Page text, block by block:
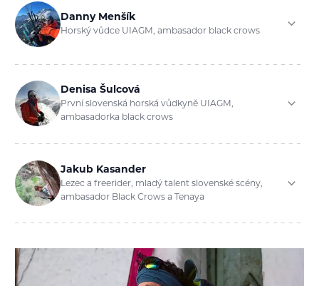
Danny Menšík
Horský vůdce UIAGM, ambasador black crows
Denisa Šulcová
První slovenská horská vůdkyně UIAGM,
ambasadorka black crows
Jakub Kasander
Lezec a freerider, mladý talent slovenské scény,
ambasador Black Crows a Tenaya